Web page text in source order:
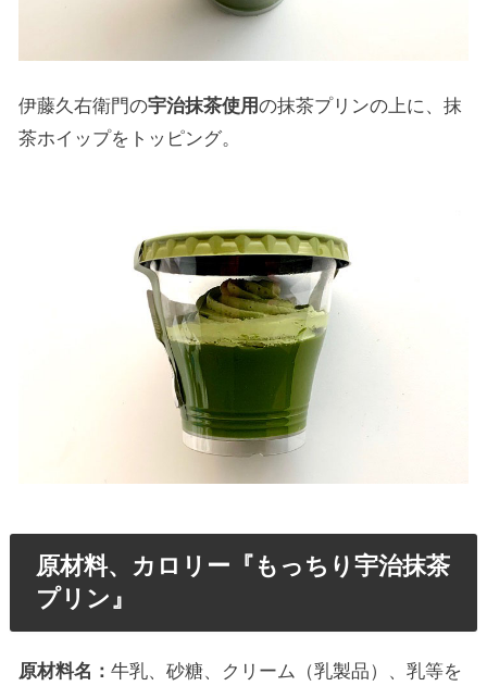
伊藤久右衛門の宇治抹茶使用の抹茶プリンの上に、抹
茶ホイップをトッピング。
原材料、カロリー『もっちり宇治抹茶
プリン』
原材料名：牛乳、砂糖、クリーム（乳製品）、乳等を